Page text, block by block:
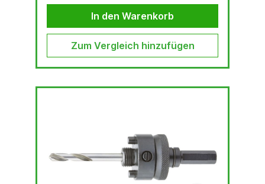
und aufgebohrt werden. Bei schonender
Behandlung mehrfach nachschleifbar. Durch die
In den Warenkorb
Zum Vergleich hinzufügen